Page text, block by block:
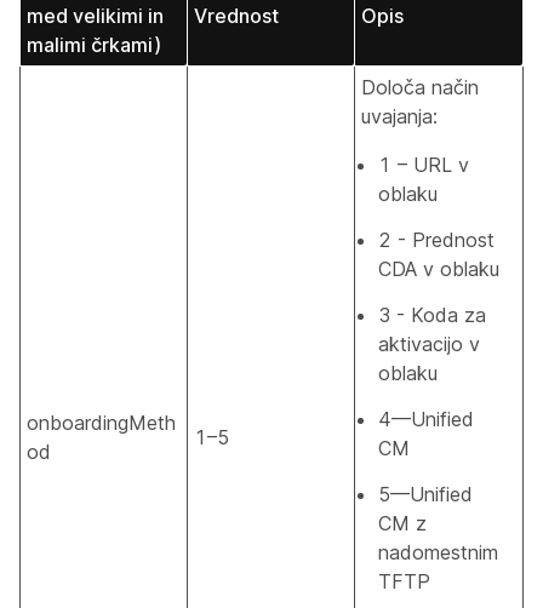
med velikimi in
malimi črkami)
Vrednost Opis
onboardingMeth
od
1–5
Določa način
uvajanja:
1 – URL v
oblaku
2 - Prednost
CDA v oblaku
3 - Koda za
aktivacijo v
oblaku
4—Unified
CM
5—Unified
CM z
nadomestnim
TFTP